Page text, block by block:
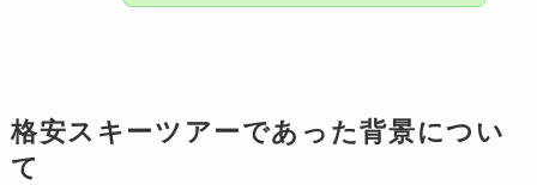
格安スキーツアーであった背景につい
て